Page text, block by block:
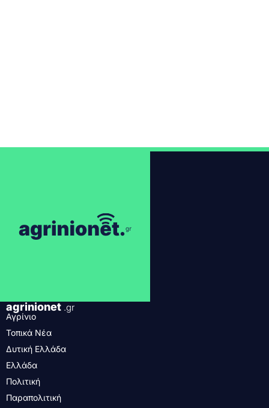
agrinionet .gr
Αγρίνιο
Τοπικά Νέα
Δυτική Ελλάδα
Ελλάδα
Πολιτική
Παραπολιτική